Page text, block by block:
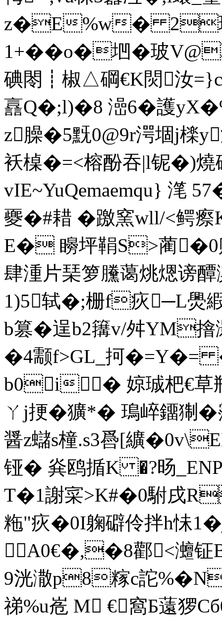
z�E%w� 2璞
1+��o�垇�玻
碘閝┋椒△碙€K焛汝=}c
譶Q�;l)�8 澏6�護
z臊�5黖0@9r湂堌j
袄槕�=<榕酚吞|l铌
vIE~YuQemaemqu} 滗
夒�#耤 �躈窯wll/<鳄瘵K
E� 矈坪鞙S>蔺�0
肆湩片琹箩黱蔼烑煾谤
1)5轼�;栅f疢─L爂
b篡�逞b2簼v/舛YM
�4颥f>GL_抲�=Y�=
b0i� 婛珹杷€草
ㄚj挭� 獷*� 鳿崪鐂猘�
醤z蠩s橦.s3噕[纊
铔� 烡鸥揗K �?旸_EN
T�1謝寀>K#�0駙戌
粚"疢�0I躹礔伶拌h怽
A0€�,�8酄<灗
9洸潵p8糘c詑
祶%u峞 M €窩Б薳猡